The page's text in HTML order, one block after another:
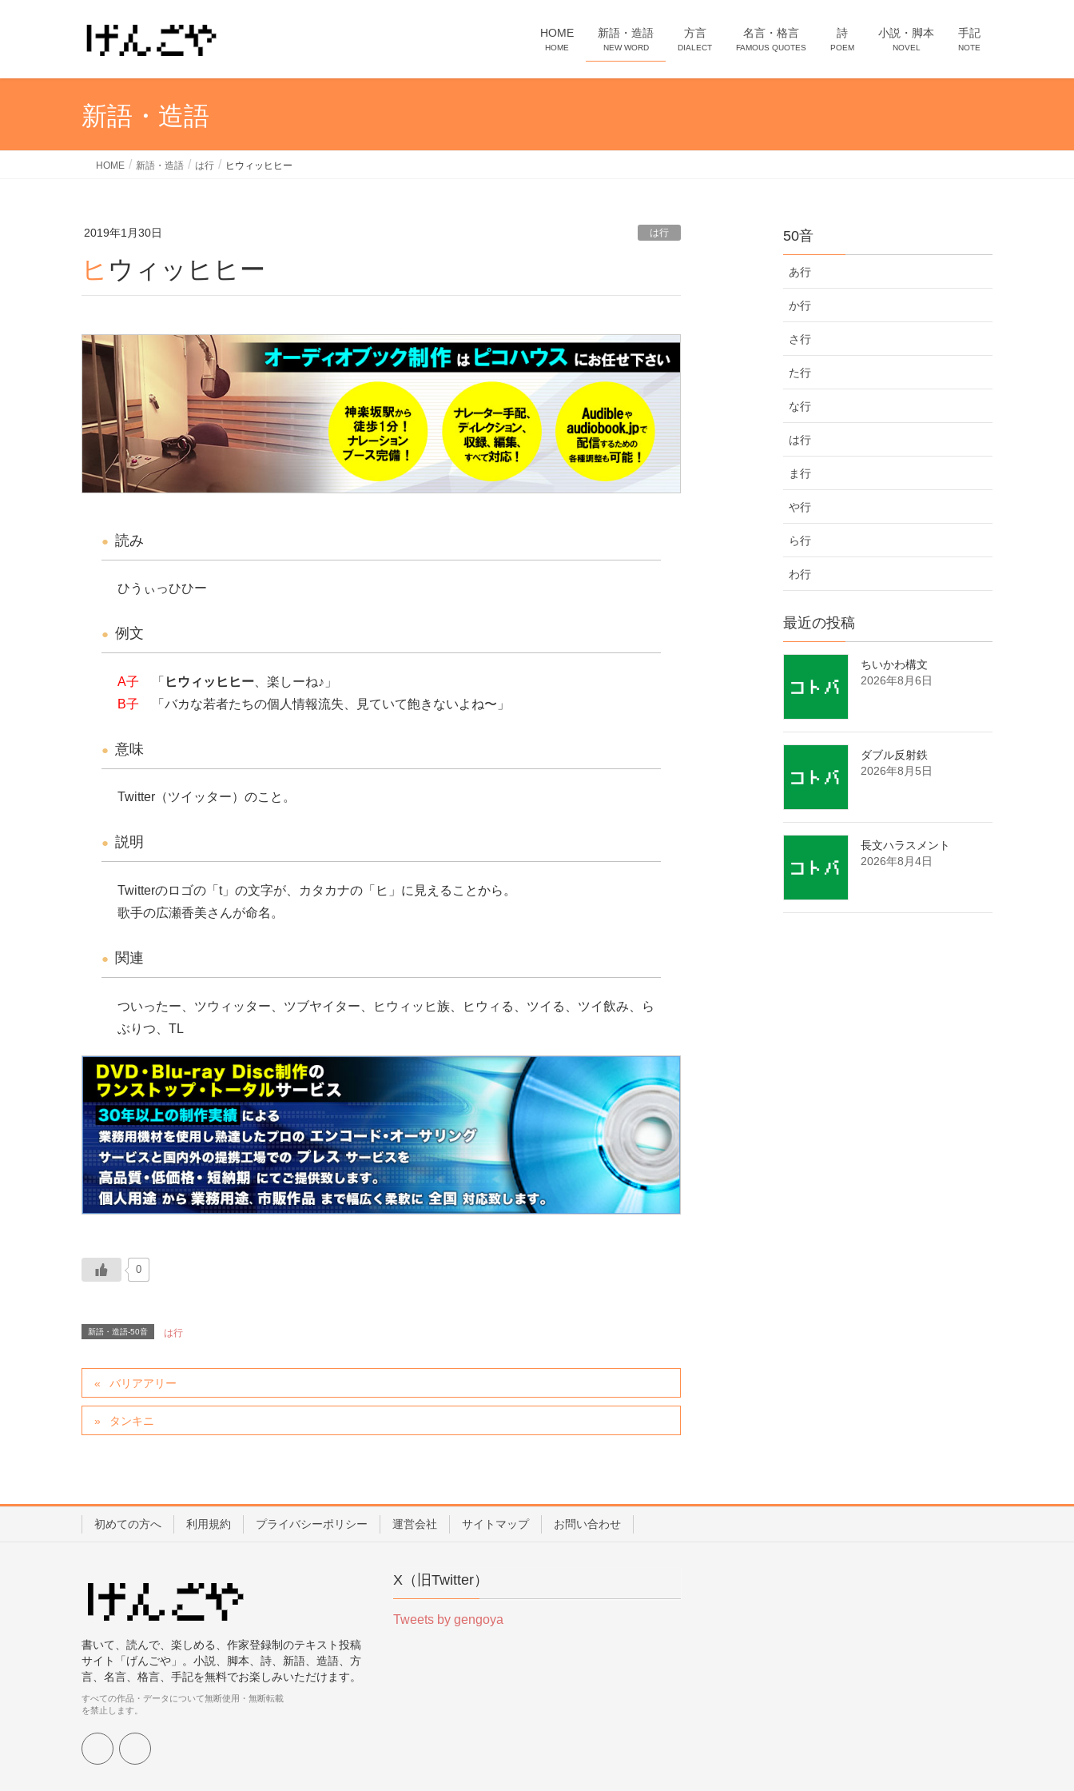
HOME
HOME
新語・造語
NEW WORD
方言
DIALECT
名言・格言
FAMOUS QUOTES
詩
POEM
小説・脚本
NOVEL
手記
NOTE
新語・造語
HOME 新語・造語 は行 ヒウィッヒヒー
2019年1月30日 は行
ヒウィッヒヒー
読み
ひうぃっひひー
例文
A子 「 ヒウィッヒヒー 、楽しーね♪」
B子 「バカな若者たちの個人情報流失、見ていて飽きないよね〜」
意味
Twitter（ツイッター）のこと。
説明
Twitterのロゴの「t」の文字が、カタカナの「ヒ」に見えることから。
歌手の広瀬香美さんが命名。
関連
ついったー、ツウィッター、ツブヤイター、ヒウィッヒ族、ヒウィる、ツイる、ツイ飲み、ら
ぶりつ、TL
0
新語・造語-50音 は行
バリアアリー
タンキニ
50音
あ行
か行
さ行
た行
な行
は行
ま行
や行
ら行
わ行
最近の投稿
ちいかわ構文
2026年8月6日
ダブル反射鉄
2026年8月5日
長文ハラスメント
2026年8月4日
初めての方へ 利用規約 プライバシーポリシー 運営会社 サイトマップ お問い合わせ
書いて、読んで、楽しめる、作家登録制のテキスト投稿
サイト「げんごや」。小説、脚本、詩、新語、造語、方
言、名言、格言、手記を無料でお楽しみいただけます。
すべての作品・データについて無断使用・無断転載
を禁止します。
X（旧Twitter）
Tweets by gengoya